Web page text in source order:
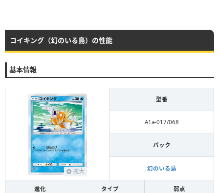
コイキング（幻のいる島）の性能
基本情報
拡大
型番
A1a-017/068
パック
幻のいる島
進化 タイプ 弱点